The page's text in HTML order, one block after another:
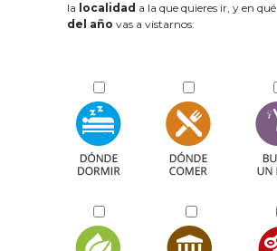
la localidad a la que quieres ir, y en qué
del año vas a vistarnos: